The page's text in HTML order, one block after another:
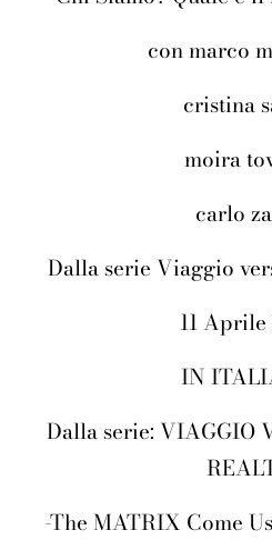
con marco
cristina
moira
carlo
Dalla serie Viaggio
11 Aprile
IN
Dalla serie: VIAGGIO
-The MATRIX Come